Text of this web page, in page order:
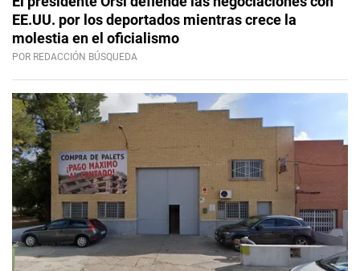
EE.UU. por los deportados mientras crece la
molestia en el oficialismo
POR REDACCIÓN BÚSQUEDA